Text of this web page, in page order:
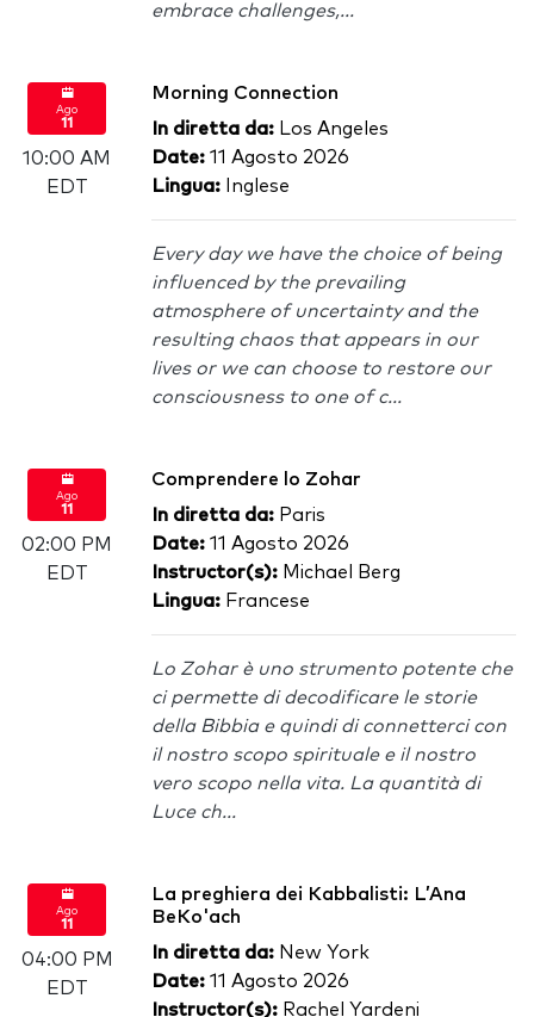
embrace challenges,...
Ago
11
10:00 AM
EDT
Morning Connection
In diretta da: Los Angeles
Date: 11 Agosto 2026
Lingua: Inglese
Every day we have the choice of being
influenced by the prevailing
atmosphere of uncertainty and the
resulting chaos that appears in our
lives or we can choose to restore our
consciousness to one of c...
Ago
11
02:00 PM
EDT
Comprendere lo Zohar
In diretta da: Paris
Date: 11 Agosto 2026
Instructor(s): Michael Berg
Lingua: Francese
Lo Zohar è uno strumento potente che
ci permette di decodificare le storie
della Bibbia e quindi di connetterci con
il nostro scopo spirituale e il nostro
vero scopo nella vita. La quantità di
Luce ch...
Ago
11
04:00 PM
EDT
La preghiera dei Kabbalisti: L’Ana
BeKo'ach
In diretta da: New York
Date: 11 Agosto 2026
Instructor(s): Rachel Yardeni